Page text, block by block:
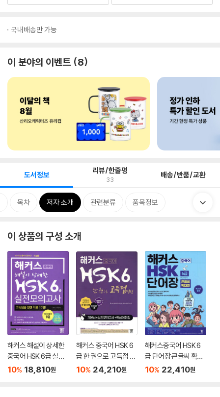
국내배송만 가능
이 분야의 이벤트 8
도서정보 리뷰/한줄평
33 배송/반품/교환
목차 저자 소개 관련분류 품목정보
이 상품의 구성 소개
해커스 해설이 상세한
중국어 HSK 6급 실전
모의고사
10% 18,810원
해커스 중국어 HSK 6
급 한 권으로 고득점 달
성 기본서 + 실전모의
10% 24,210원
해커스중국어 HSK 6
급 단어장 큰글씨 확대
판
10% 22,410원